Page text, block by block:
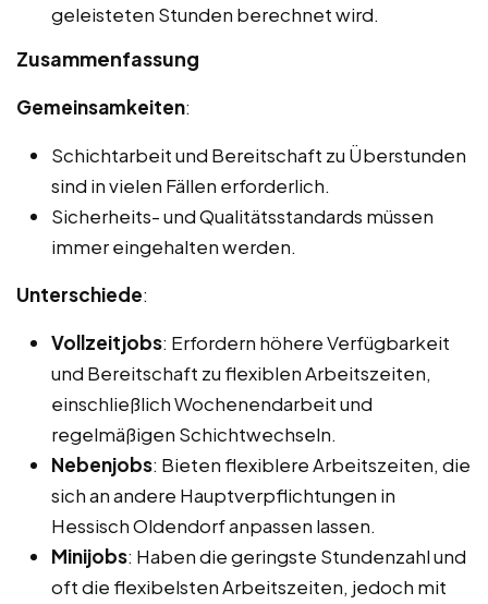
geleisteten Stunden berechnet wird.
Zusammenfassung
Gemeinsamkeiten:
Schichtarbeit und Bereitschaft zu Überstunden
sind in vielen Fällen erforderlich.
Sicherheits- und Qualitätsstandards müssen
immer eingehalten werden.
Unterschiede:
Vollzeitjobs: Erfordern höhere Verfügbarkeit
und Bereitschaft zu flexiblen Arbeitszeiten,
einschließlich Wochenendarbeit und
regelmäßigen Schichtwechseln.
Nebenjobs: Bieten flexiblere Arbeitszeiten, die
sich an andere Hauptverpflichtungen in
Hessisch Oldendorf anpassen lassen.
Minijobs: Haben die geringste Stundenzahl und
oft die flexibelsten Arbeitszeiten, jedoch mit